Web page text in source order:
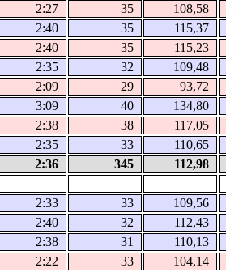
2:27 35 108,58
2:40 35 115,37
2:40 35 115,23
2:35 32 109,48
2:09 29 93,72
3:09 40 134,80
2:38 38 117,05
2:35 33 110,65
2:36 345 112,98
2:33 33 109,56
2:40 32 112,43
2:38 31 110,13
2:22 33 104,14